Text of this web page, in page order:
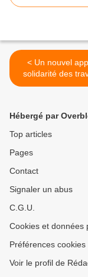
< Un nouvel appel à la
solidarité des
coréens de
Hébergé par
Top articles
Pages
Contact
Signaler un abus
C.G.U.
Cookies et données
Préférences cookies
Voir le profil de